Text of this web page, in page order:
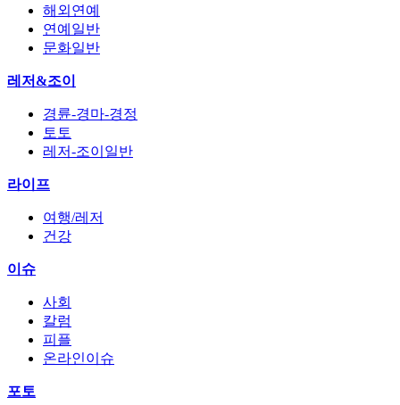
해외연예
연예일반
문화일반
레저&조이
경륜-경마-경정
토토
레저-조이일반
라이프
여행/레저
건강
이슈
사회
칼럼
피플
온라인이슈
포토